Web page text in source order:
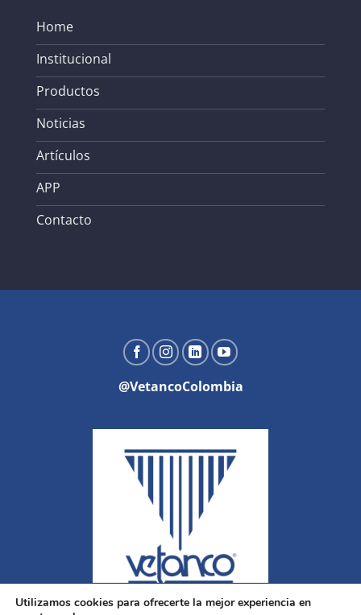
Home
Institucional
Productos
Noticias
Artículos
APP
Contacto
@VetancoColombia
Utilizamos cookies para ofrecerte la mejor experiencia en